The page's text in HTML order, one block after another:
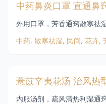
古籍改良
名医治验良方
老干部之家
中药鼻炎口罩 宣通鼻
外用口罩，芳香通窍散寒祛
中药, 散寒祛湿, 民间, 花卉,
薏苡辛夷花汤 治风热
内服汤剂，疏风清热利湿通